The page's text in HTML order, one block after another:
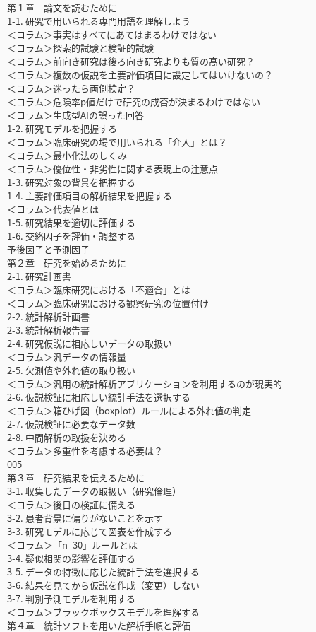
第１章 論文を読むために
1-1. 研究で用いられる専門用語を理解しよう
＜コラム＞事実はすべてにあてはまるわけではない
＜コラム＞探索的試験と検証的試験
＜コラム＞前向き研究は後ろ向き研究よりも質の高い研究？
＜コラム＞複数の仮説を主要評価項目に設定してはいけないの？
＜コラム＞迷ったら両側検定？
＜コラム＞危険率p値だけで研究の成否が決まるわけではない
＜コラム＞生成型AIの誤った回答
1-2. 研究モデルを把握する
＜コラム＞臨床研究の場で用いられる「介入」とは？
＜コラム＞最小化法のしくみ
＜コラム＞優位性・非劣性に関する表現上の注意点
1-3. 研究対象の背景を把握する
1-4. 主要評価項目の解析結果を把握する
＜コラム＞代表値とは
1-5. 研究結果を適切に評価する
1-6. 交絡因子を評価・調整する
予後因子と予測因子
第２章 研究を始めるために
2-1. 研究計画書
＜コラム＞臨床研究における「不適合」とは
＜コラム＞臨床研究における観察研究の位置付け
2-2. 統計解析計画書
2-3. 統計解析報告書
2-4. 研究仮説に相応しいデータの取扱い
＜コラム＞汎データの情報量
2-5. 欠測値や外れ値の取り扱い
＜コラム＞汎用の統計解析アプリケーションを利用するのが現実的
2-6. 仮説検証に相応しい統計手法を選択する
＜コラム＞箱ひげ図（boxplot）ルールによる外れ値の判定
2-7. 仮説検証に必要なデータ数
2-8. 中間解析の取扱を決める
＜コラム＞多重性を考慮する必要は？
005
第３章 研究結果を伝えるために
3-1. 収集したデータの取扱い（研究倫理）
＜コラム＞後日の検証に備える
3-2. 患者背景に偏りがないことを示す
3-3. 研究モデルに応じて図表を作成する
＜コラム＞「n=30」ルールとは
3-4. 疑似相関の影響を評価する
3-5. データの特徴に応じた統計手法を選択する
3-6. 結果を見てから仮説を作成（変更）しない
3-7. 判別予測モデルを利用する
＜コラム＞ブラックボックスモデルを理解する
第４章 統計ソフトを用いた解析手順と評価